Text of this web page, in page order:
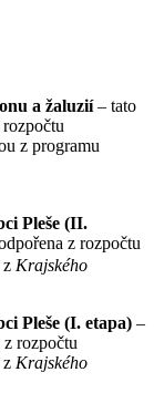
a žaluzií– tato
z programu
Pleše (II.
z rozpočtu
z Krajského
Pleše (I. etapa) –
rozpočtu
z Krajského